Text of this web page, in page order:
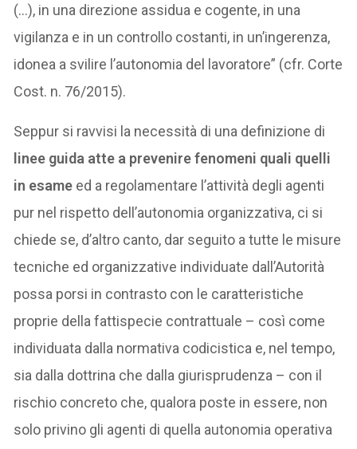
(…), in una direzione assidua e cogente, in una
vigilanza e in un controllo costanti, in un’ingerenza,
idonea a svilire l’autonomia del lavoratore” (cfr. Corte
Cost. n. 76/2015).
Seppur si ravvisi la necessità di una definizione di
linee guida atte a prevenire fenomeni quali quelli
in esame ed a regolamentare l’attività degli agenti
pur nel rispetto dell’autonomia organizzativa, ci si
chiede se, d’altro canto, dar seguito a tutte le misure
tecniche ed organizzative individuate dall’Autorità
possa porsi in contrasto con le caratteristiche
proprie della fattispecie contrattuale – così come
individuata dalla normativa codicistica e, nel tempo,
sia dalla dottrina che dalla giurisprudenza – con il
rischio concreto che, qualora poste in essere, non
solo privino gli agenti di quella autonomia operativa